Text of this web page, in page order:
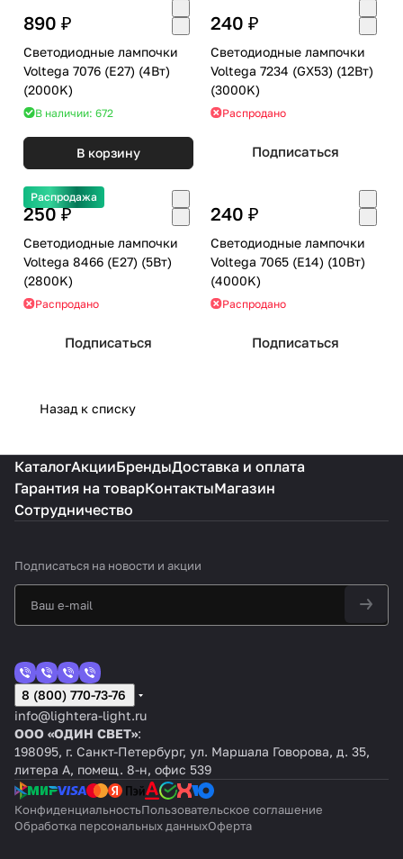
890 ₽
Светодиодные лампочки
Voltega 7076 (E27) (4Вт)
(2000K)
В наличии: 672
В корзину
240 ₽
Светодиодные лампочки
Voltega 7234 (GX53) (12Вт)
(3000K)
Распродано
Подписаться
Распродажа
250 ₽
Светодиодные лампочки
Voltega 8466 (E27) (5Вт)
(2800K)
Распродано
Подписаться
240 ₽
Светодиодные лампочки
Voltega 7065 (E14) (10Вт)
(4000K)
Распродано
Подписаться
Назад к списку
КаталогАкцииБрендыДоставка и оплата
Гарантия на товарКонтактыМагазин
Сотрудничество
Подписаться на новости и акции
8 (800) 770-73-76
info@lightera-light.ru
ООО «ОДИН СВЕТ»:
198095, г. Санкт-Петербург, ул. Маршала Говорова, д. 35,
литера А, помещ. 8-н, офис 539
КонфиденциальностьПользовательское соглашение
Обработка персональных данныхОферта